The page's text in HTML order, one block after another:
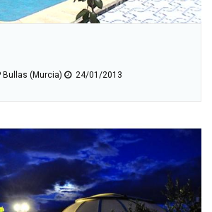
Bullas (Murcia) 24/01/2013